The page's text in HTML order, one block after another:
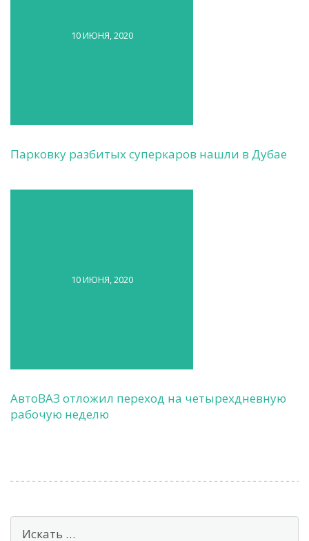
10 ИЮНЯ, 2020
Парковку разбитых суперкаров нашли в Дубае
10 ИЮНЯ, 2020
АвтоВАЗ отложил переход на четырехдневную
рабочую неделю